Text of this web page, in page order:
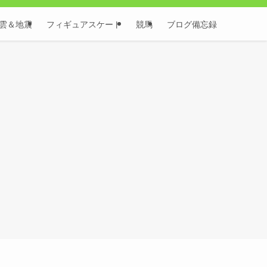
＆地震 フィギュアスケート 競馬 ブログ備忘録